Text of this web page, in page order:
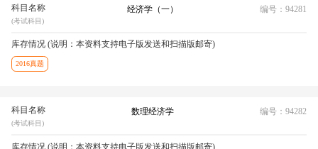
科目名称
(考试科目)
经济学（一） 编号：94281
库存情况 (说明：本资料支持电子版发送和扫描版邮寄)
2016真题
科目名称
(考试科目)
数理经济学 编号：94282
库存情况 (说明：本资料支持电子版发送和扫描版邮寄)